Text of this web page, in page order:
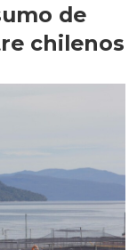
de
chilenos